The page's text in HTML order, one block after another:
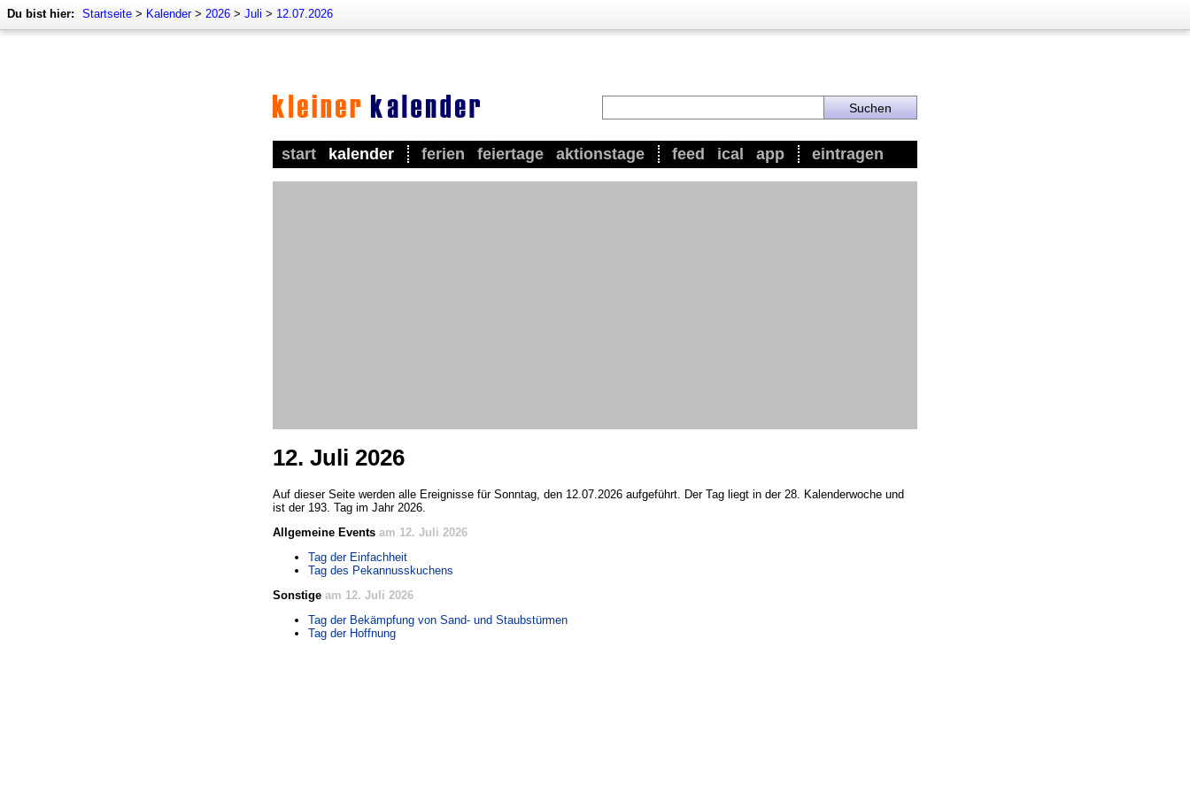
Du bist hier: Startseite > Kalender> 2026 > Juli > 12.07.2026
start kalender ferien feiertage aktionstage feed ical app eintragen
12. Juli 2026
Auf dieser Seite werden alle Ereignisse für Sonntag, den 12.07.2026 aufgeführt. Der Tag liegt in der 28. Kalenderwoche und
ist der 193. Tag im Jahr 2026.
Allgemeine Events am 12. Juli 2026
Tag der Einfachheit
Tag des Pekannusskuchens
Sonstige am 12. Juli 2026
Tag der Bekämpfung von Sand- und Staubstürmen
Tag der Hoffnung